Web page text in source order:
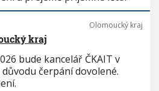
Olomoucký kraj
kraj
bude kancelář ČKAIT v
čerpání dovolené.